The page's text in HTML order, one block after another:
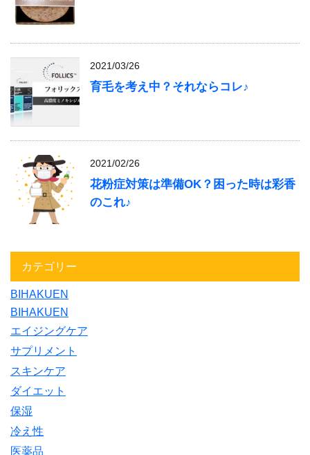
2021/03/26
育毛を考え中？それならコレ♪
2021/02/26
花粉症対策は準備OK？困った時は彩香
のこれ♪
カテゴリー
BIHAKUEN
BIHAKUEN
エイジングケア
サプリメント
スキンケア
ダイエット
保湿
冷え性
医薬品